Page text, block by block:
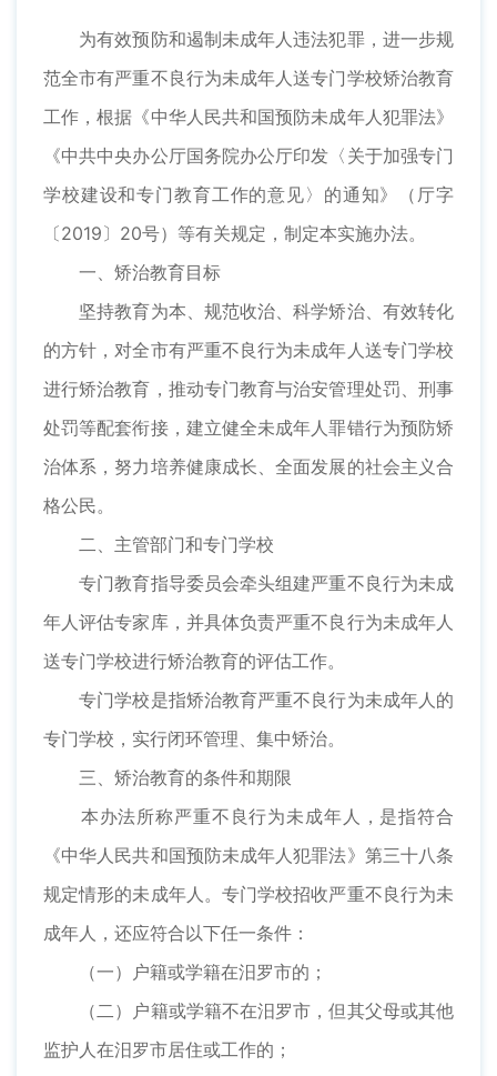
为有效预防和遏制未成年人违法犯罪，进一步规
范全市有严重不良行为未成年人送专门学校矫治教育
工作，根据《中华人民共和国预防未成年人犯罪法》
《中共中央办公厅国务院办公厅印发〈关于加强专门
学校建设和专门教育工作的意见〉的通知》（厅字
〔2019〕20号）等有关规定，制定本实施办法。
一、矫治教育目标
坚持教育为本、规范收治、科学矫治、有效转化
的方针，对全市有严重不良行为未成年人送专门学校
进行矫治教育，推动专门教育与治安管理处罚、刑事
处罚等配套衔接，建立健全未成年人罪错行为预防矫
治体系，努力培养健康成长、全面发展的社会主义合
格公民。
二、主管部门和专门学校
专门教育指导委员会牵头组建严重不良行为未成
年人评估专家库，并具体负责严重不良行为未成年人
送专门学校进行矫治教育的评估工作。
专门学校是指矫治教育严重不良行为未成年人的
专门学校，实行闭环管理、集中矫治。
三、矫治教育的条件和期限
本办法所称严重不良行为未成年人，是指符合
《中华人民共和国预防未成年人犯罪法》第三十八条
规定情形的未成年人。专门学校招收严重不良行为未
成年人，还应符合以下任一条件：
（一）户籍或学籍在汨罗市的；
（二）户籍或学籍不在汨罗市，但其父母或其他
监护人在汨罗市居住或工作的；